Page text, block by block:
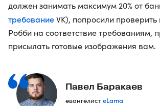
должен занимать максимум 20% от
требованиеVK), попросили проверить
Робби на соответствие требованиям,
присылать готовые изображения вам.
Павел Баракаев
евангелистeLama